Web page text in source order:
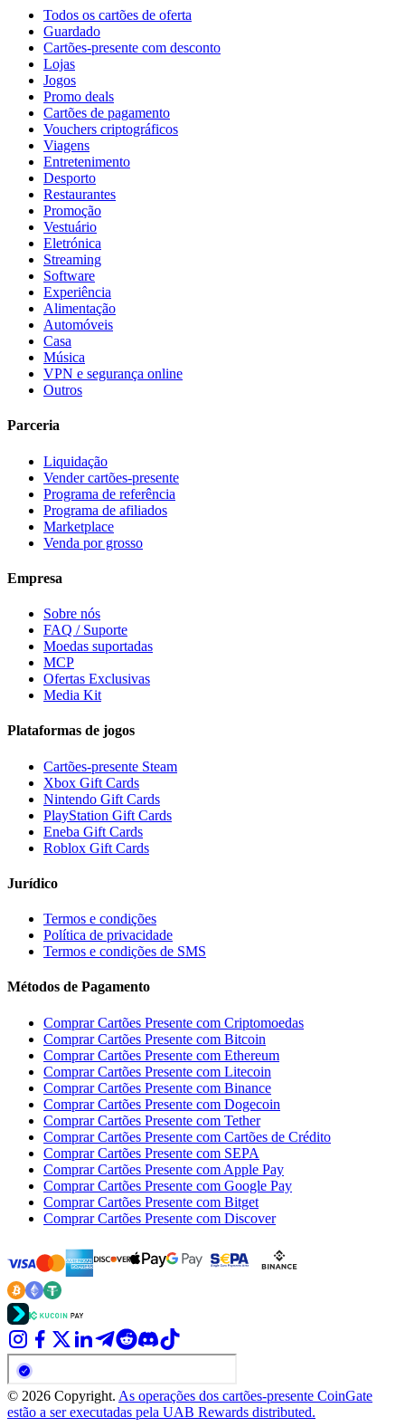
Todos os cartões de oferta
Guardado
Cartões-presente com desconto
Lojas
Jogos
Promo deals
Cartões de pagamento
Vouchers criptográficos
Viagens
Entretenimento
Desporto
Restaurantes
Promoção
Vestuário
Eletrónica
Streaming
Software
Experiência
Alimentação
Automóveis
Casa
Música
VPN e segurança online
Outros
Parceria
Liquidação
Vender cartões-presente
Programa de referência
Programa de afiliados
Marketplace
Venda por grosso
Empresa
Sobre nós
FAQ / Suporte
Moedas suportadas
MCP
Ofertas Exclusivas
Media Kit
Plataformas de jogos
Cartões-presente Steam
Xbox Gift Cards
Nintendo Gift Cards
PlayStation Gift Cards
Eneba Gift Cards
Roblox Gift Cards
Jurídico
Termos e condições
Política de privacidade
Termos e condições de SMS
Métodos de Pagamento
Comprar Cartões Presente com Criptomoedas
Comprar Cartões Presente com Bitcoin
Comprar Cartões Presente com Ethereum
Comprar Cartões Presente com Litecoin
Comprar Cartões Presente com Binance
Comprar Cartões Presente com Dogecoin
Comprar Cartões Presente com Tether
Comprar Cartões Presente com Cartões de Crédito
Comprar Cartões Presente com SEPA
Comprar Cartões Presente com Apple Pay
Comprar Cartões Presente com Google Pay
Comprar Cartões Presente com Bitget
Comprar Cartões Presente com Discover
© 2026 Copyright. As operações dos cartões-presente CoinGate
estão a ser executadas pela UAB Rewards distributed.